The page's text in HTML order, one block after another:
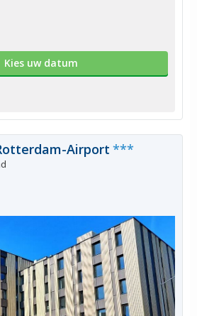
Kies uw datum
Airport ***